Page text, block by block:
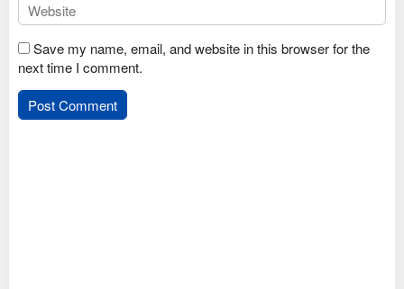
Save my name, email, and website in this browser for the
next time I comment.